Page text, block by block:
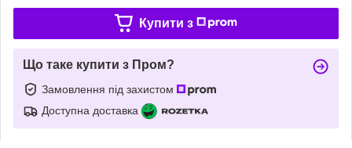
Купити з
Що таке купити з Пром?
Замовлення під захистом
Доступна доставка